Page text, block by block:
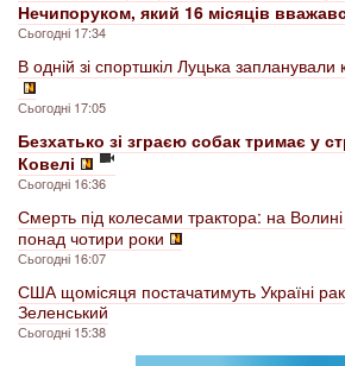
Нечипоруком, який 16 місяців
Сьогодні 17:34
В одній зі спортшкіл Луцька
Сьогодні 17:05
Безхатько зі зграєю собак тримає у
Ковелі
Сьогодні 16:36
Смерть під колесами трактора: на
понад чотири роки
Сьогодні 16:07
США щомісяця постачатимуть Україні
Зеленський
Сьогодні 15:38